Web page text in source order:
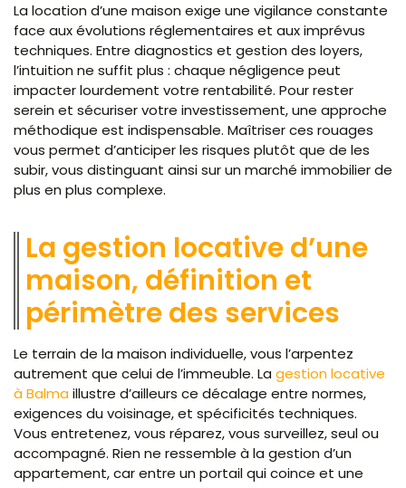
La location d’une maison exige une vigilance constante
face aux évolutions réglementaires et aux imprévus
techniques. Entre diagnostics et gestion des loyers,
l’intuition ne suffit plus : chaque négligence peut
impacter lourdement votre rentabilité. Pour rester
serein et sécuriser votre investissement, une approche
méthodique est indispensable. Maîtriser ces rouages
vous permet d’anticiper les risques plutôt que de les
subir, vous distinguant ainsi sur un marché immobilier de
plus en plus complexe.
La gestion locative d’une
maison, définition et
périmètre des services
Le terrain de la maison individuelle, vous l’arpentez
autrement que celui de l’immeuble. La gestion locative
à Balmaillustre d’ailleurs ce décalage entre normes,
exigences du voisinage, et spécificités techniques.
Vous entretenez, vous réparez, vous surveillez, seul ou
accompagné. Rien ne ressemble à la gestion d’un
appartement, car entre un portail qui coince et une